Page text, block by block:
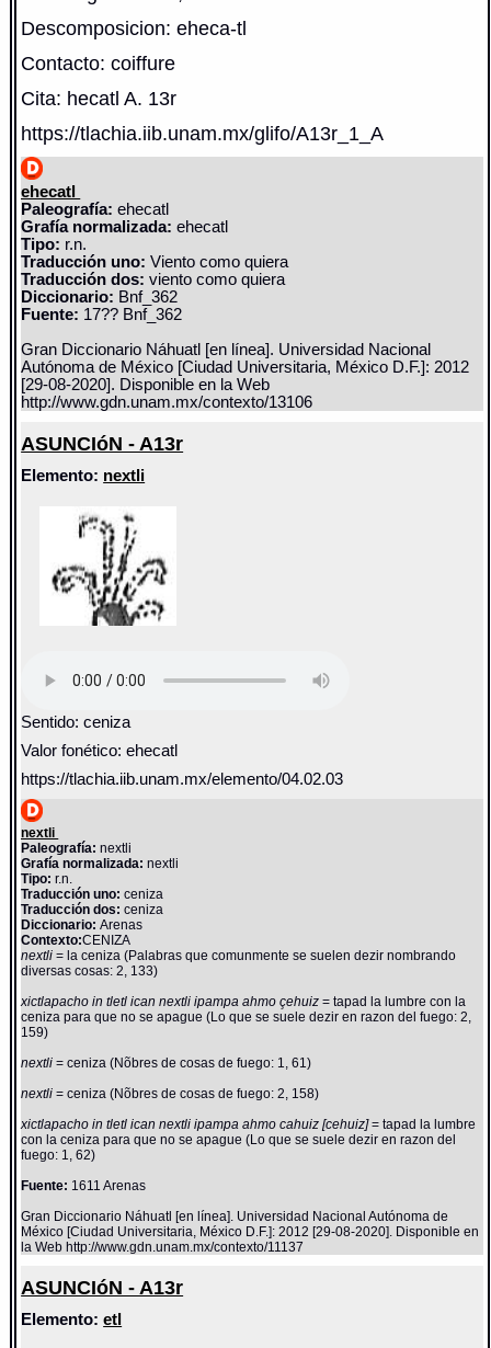
Descomposicion: eheca-tl
Contacto: coiffure
Cita: hecatl A. 13r
https://tlachia.iib.unam.mx/glifo/A13r_1_A
ehecatl
Paleografía: ehecatl
Grafía normalizada: ehecatl
Tipo: r.n.
Traducción uno: Viento como quiera
Traducción dos: viento como quiera
Diccionario: Bnf_362
Fuente: 17?? Bnf_362
Gran Diccionario Náhuatl [en línea]. Universidad Nacional
Autónoma de México [Ciudad Universitaria, México D.F.]: 2012
[29-08-2020]. Disponible en la Web
http://www.gdn.unam.mx/contexto/13106
ASUNCIóN - A13r
Elemento: nextli
Sentido: ceniza
Valor fonético: ehecatl
https://tlachia.iib.unam.mx/elemento/04.02.03
nextli
Paleografía: nextli
Grafía normalizada: nextli
Tipo: r.n.
Traducción uno: ceniza
Traducción dos: ceniza
Diccionario:Arenas
Contexto:CENIZA
nextli= la ceniza (Palabras que comunmente se suelen dezir nombrando
diversas cosas: 2, 133)
xictlapacho in tletl ican nextli ipampa ahmo çehuiz= tapad la lumbre con la
ceniza para que no se apague (Lo que se suele dezir en razon del fuego: 2,
159)
nextli= ceniza (Nõbres de cosas de fuego: 1, 61)
nextli= ceniza (Nõbres de cosas de fuego: 2, 158)
xictlapacho in tletl ican nextli ipampa ahmo cahuiz [cehuiz]= tapad la lumbre
con la ceniza para que no se apague (Lo que se suele dezir en razon del
fuego: 1, 62)
Fuente: 1611 Arenas
Gran Diccionario Náhuatl [en línea]. Universidad Nacional Autónoma de
México [Ciudad Universitaria, México D.F.]: 2012 [29-08-2020]. Disponible en
la Web http://www.gdn.unam.mx/contexto/11137
ASUNCIóN - A13r
Elemento:etl